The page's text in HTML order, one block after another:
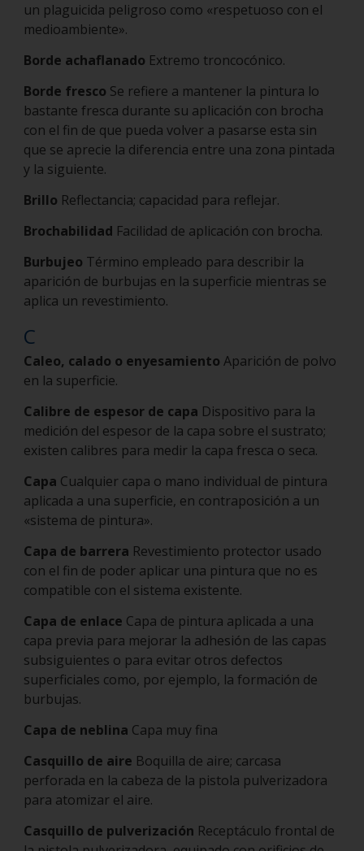
un plaguicida peligroso como «respetuoso con el
medioambiente».
Borde achaflanado Extremo troncocónico.
Borde fresco Se refiere a mantener la pintura lo
bastante fresca durante su aplicación con brocha
con el fin de que pueda volver a pasarse esta sin
que se aprecie la diferencia entre una zona pintada
y la siguiente.
Brillo Reflectancia; capacidad para reflejar.
Brochabilidad Facilidad de aplicación con brocha.
Burbujeo Término empleado para describir la
aparición de burbujas en la superficie mientras se
aplica un revestimiento.
C
Caleo, calado o enyesamiento Aparición de polvo
en la superficie.
Calibre de espesor de capa Dispositivo para la
medición del espesor de la capa sobre el sustrato;
existen calibres para medir la capa fresca o seca.
Capa Cualquier capa o mano individual de pintura
aplicada a una superficie, en contraposición a un
«sistema de pintura».
Capa de barrera Revestimiento protector usado
con el fin de poder aplicar una pintura que no es
compatible con el sistema existente.
Capa de enlace Capa de pintura aplicada a una
capa previa para mejorar la adhesión de las capas
subsiguientes o para evitar otros defectos
superficiales como, por ejemplo, la formación de
burbujas.
Capa de neblina Capa muy fina
Casquillo de aire Boquilla de aire; carcasa
perforada en la cabeza de la pistola pulverizadora
para atomizar el aire.
Casquillo de pulverización Receptáculo frontal de